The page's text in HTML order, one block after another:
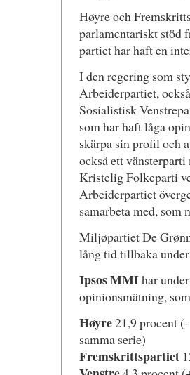
Høyre och
parlamentariskt stöd
partiet har haft en
I den regering som
Arbeiderpartiet,
Sosialistisk
som har haft låga
skärpa sin profil och
också ett
Kristelig Folkeparti
Arbeiderpartiet
samarbeta med, som
Miljøpartiet De
lång tid tillbaka
Ipsos MMIhar
opinionsmätning,
Høyre21,9 procent
samma serie)
Fremskrittspartiet